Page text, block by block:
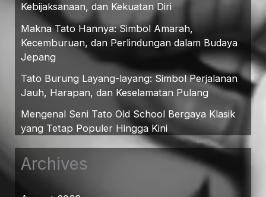
Kebijaksanaan, dan Kekuatan Diri
Makna Tato Hannya: Simbol Amarah,
Kecemburuan, dan Perlindungan dalam Budaya
Jepang
Tato Burung Layang-layang: Simbol Perjalanan
Jauh, Harapan, dan Keselamatan Pulang
Mengenal Seni Tato Old School Bergaya Klasik
yang Tetap Populer Hingga Kini
Archives